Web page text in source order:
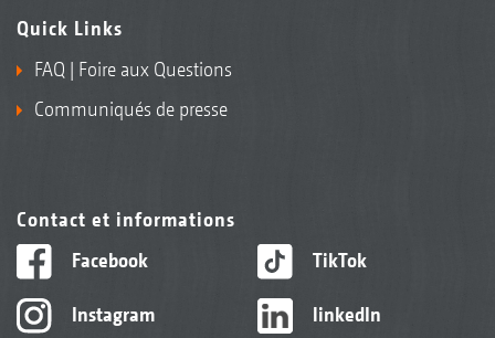
Quick Links
FAQ | Foire aux Questions
Communiqués de presse
Contact et informations
Facebook
Instagram
TikTok
linkedIn